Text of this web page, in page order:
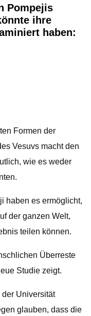
Pompejis
ihre
haben:
Formen der
Vesuvs macht den
wie es weder
haben es ermöglicht,
der ganzen Welt,
teilen können.
Überreste
Studie zeigt.
Universität
glauben, dass die